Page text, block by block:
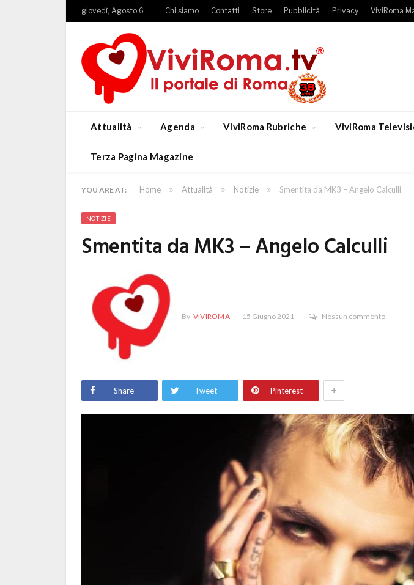
giovedì, Agosto 6 Chi siamo Contatti Store Pubblicità Privacy ViviRoma
Attualità Agenda ViviRoma Rubriche ViviRoma
Terza Pagina Magazine
YOU ARE AT: Home » Attualità » Notizie » Smentita da MK3 – Angelo Calculli
NOTIZIE
Smentita da MK3 – Angelo Calculli
By VIVIROMA 15 Giugno 2021 Nessun commento
Share Tweet Pinterest +